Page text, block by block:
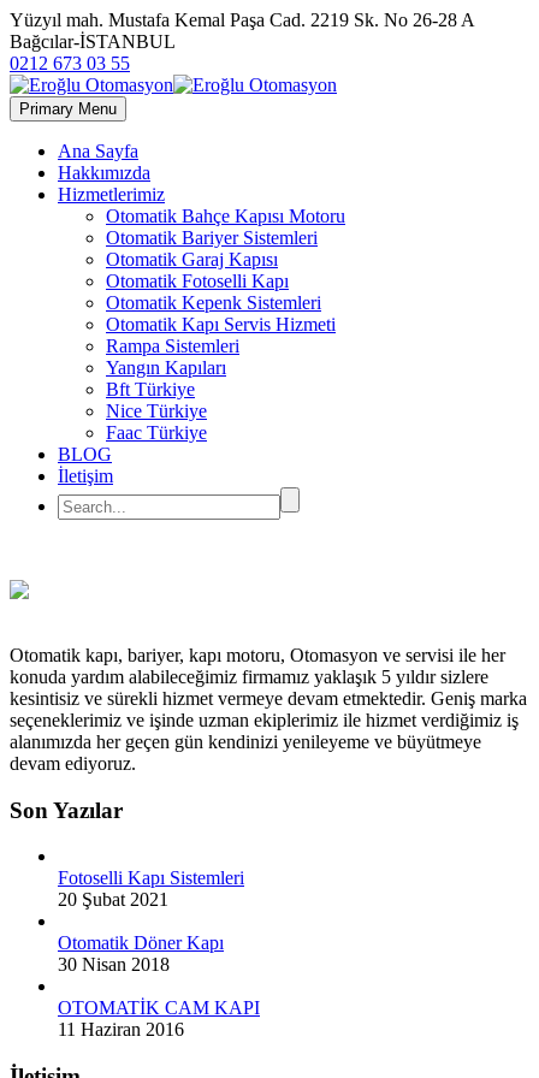
Yüzyıl mah. Mustafa Kemal Paşa Cad. 2219 Sk. No 26-28 A
Bağcılar-İSTANBUL
0212 673 03 55
Primary Menu
Ana Sayfa
Hakkımızda
Hizmetlerimiz
Otomatik Bahçe Kapısı Motoru
Otomatik Bariyer Sistemleri
Otomatik Garaj Kapısı
Otomatik Fotoselli Kapı
Otomatik Kepenk Sistemleri
Otomatik Kapı Servis Hizmeti
Rampa Sistemleri
Yangın Kapıları
Bft Türkiye
Nice Türkiye
Faac Türkiye
BLOG
İletişim
Otomatik kapı, bariyer, kapı motoru, Otomasyon ve servisi ile her
konuda yardım alabileceğimiz firmamız yaklaşık 5 yıldır sizlere
kesintisiz ve sürekli hizmet vermeye devam etmektedir. Geniş marka
seçeneklerimiz ve işinde uzman ekiplerimiz ile hizmet verdiğimiz iş
alanımızda her geçen gün kendinizi yenileyeme ve büyütmeye
devam ediyoruz.
Son Yazılar
Fotoselli Kapı Sistemleri
20 Şubat 2021
Otomatik Döner Kapı
30 Nisan 2018
OTOMATİK CAM KAPI
11 Haziran 2016